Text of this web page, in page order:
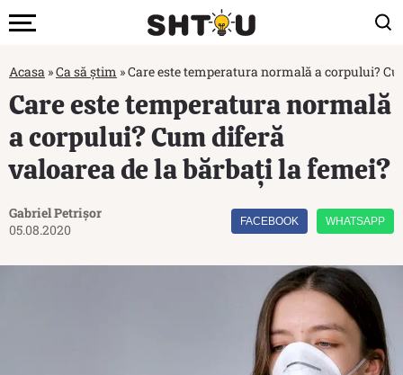
Acasa »Ca să știm »Care este temperatura normală a corpului?
Care este temperatura normală
a corpului? Cum diferă
valoarea de la bărbați la femei?
Gabriel Petrișor
05.08.2020
FACEBOOK WHATSAPP